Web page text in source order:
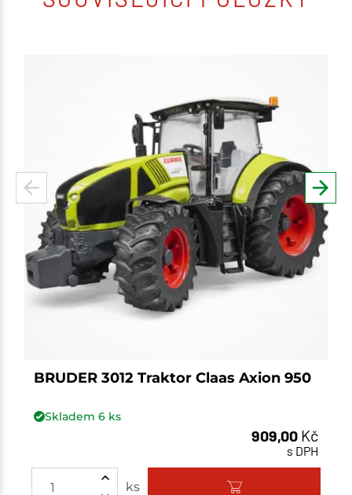
BRUDER 3012 Traktor Claas Axion 950
Skladem 6ks
909,00 Kč
s DPH
ks Množství